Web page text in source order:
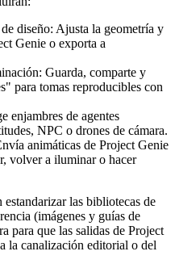
diseño: Ajusta la geometría y
Genie o exporta a
Guarda, comparte y
para tomas reproducibles con
enjambres de agentes
NPC o drones de cámara.
animáticas de Project Genie
volver a iluminar o hacer
estandarizar las bibliotecas de
(imágenes y guías de
para que las salidas de Project
la canalización editorial o del